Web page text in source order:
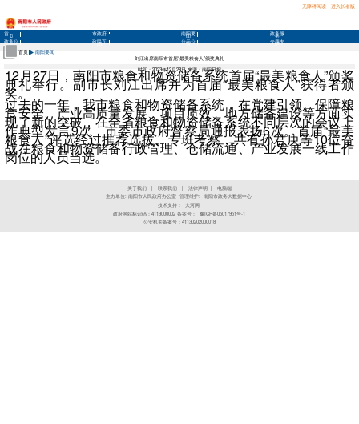
进入长者版
无障碍阅读
首
页 市政府 南阳要
闻 政务服
务
政务公
开 政民互
动 公示公
告 专题专
栏
首页
南阳要闻
刘江出席南阳市首届“最美粮食人”颁奖典礼
时间：2023年12月28日 来源：南阳日报
12月27日，南阳市粮食和物资储备系统首届“最美粮食人”颁奖
典礼举行。副市长刘江出席并为首届“最美粮食人”获得者颁
奖。
过去的一年，我市粮食和物资储备系统，在党建引领、保障粮
食安全、产业高质量发展、项目质效、地方储备建设等方面实
现了新的突破，在全省粮食和物资储备系统不同层次的会议上
作典型发言9次，市委市政府督察局通报表扬6次。首届“最美
粮食人”评选经过推荐选拔、专班考察，共有孙君庚等10位奋
战在粮食和物资储备行政管理、仓储流通、产业发展一线工作
岗位的人员当选。
关于我们 | 联系我们 | 法律声明 |
电脑端
主办单位: 南阳市人民政府办公室 管理维护: 南阳市政务大数据中心
技术支持：
大河网
政府网站标识码：4113000002 备案号：
豫ICP备05017951号-1
公安机关备案号：41130202000018